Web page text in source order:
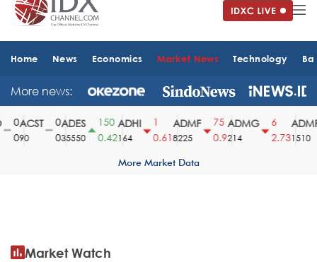
Home News Economics Market News Technology
More news:
0
ACST
90
0
ADES
35550
150
0.42
ADHI
164
1
0.61
ADMF
8225
75
0.9
ADMG
214
6
2.73
ADMR
1510
More Market Data
Market Watch